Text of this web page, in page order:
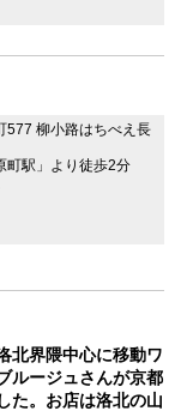
577 柳小路はちべえ長
町駅」より徒歩2分
北界隈中心に移動ワ
ルージュさんが京都
た。お店は洛北の山